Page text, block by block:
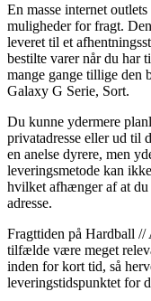
En masse internet
muligheder for fragt.
leveret til et
bestilte varer når du har
mange gange tillige den
Galaxy G Serie, Sort.
Du kunne ydermere
privatadresse eller ud til
en anelse dyrere, men
leveringsmetode kan
hvilket afhænger af at
adresse.
Fragttiden på Hardball
tilfælde være meget
inden for kort tid, så
leveringstidspunktet for